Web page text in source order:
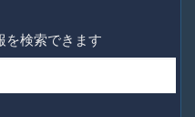
を検索できます